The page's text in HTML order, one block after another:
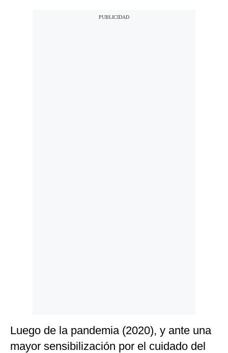
Luego de la pandemia (2020), y ante una
mayor sensibilización por el cuidado del